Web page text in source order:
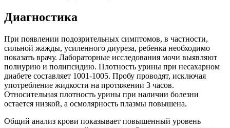
Диагностика
При появлении подозрительных симптомов, в частности,
сильной жажды, усиленного диуреза, ребенка необходимо
показать врачу. Лабораторные исследования мочи выявляют
полиурию и полипсидию. Плотность урины при несахарном
диабете составляет 1001-1005. Пробу проводят, исключая
употребление жидкости на протяжении 3 часов.
Относительная плотность урины при наличии болезни
остается низкой, а осмолярность плазмы повышена.
Общий анализ крови показывает повышенный уровень